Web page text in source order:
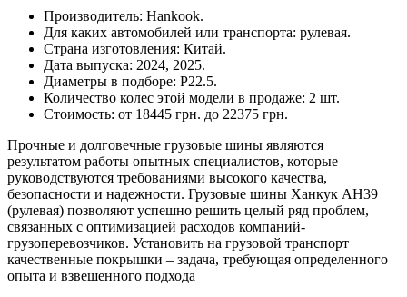
Производитель: Hankook.
Для каких автомобилей или транспорта: рулевая.
Страна изготовления: Китай.
Дата выпуска: 2024, 2025.
Диаметры в подборе: Р22.5.
Количество колес этой модели в продаже: 2 шт.
Стоимость: от 18445 грн. до 22375 грн.
Прочные и долговечные грузовые шины являются
результатом работы опытных специалистов, которые
руководствуются требованиями высокого качества,
безопасности и надежности. Грузовые шины Ханкук AH39
(рулевая) позволяют успешно решить целый ряд проблем,
связанных с оптимизацией расходов компаний-
грузоперевозчиков. Установить на грузовой транспорт
качественные покрышки – задача, требующая определенного
опыта и взвешенного подхода